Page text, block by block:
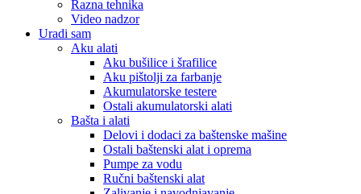
Razna tehnika
Video nadzor
Uradi sam
Aku alati
Aku bušilice i šrafilice
Aku pištolji za farbanje
Akumulatorske testere
Ostali akumulatorski alati
Bašta i alati
Delovi i dodaci za baštenske mašine
Ostali baštenski alat i oprema
Pumpe za vodu
Ručni baštenski alat